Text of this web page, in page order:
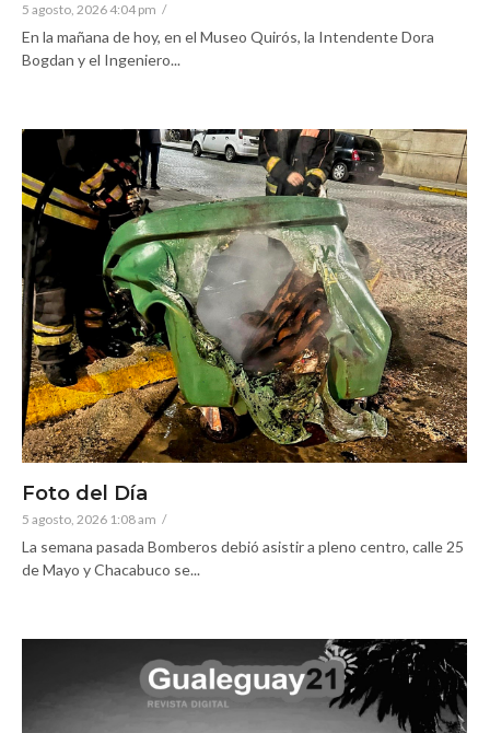
5 agosto, 2026 4:04 pm /
En la mañana de hoy, en el Museo Quirós, la Intendente Dora
Bogdan y el Ingeniero...
Foto del Día
5 agosto, 2026 1:08 am /
La semana pasada Bomberos debió asistir a pleno centro, calle 25
de Mayo y Chacabuco se...